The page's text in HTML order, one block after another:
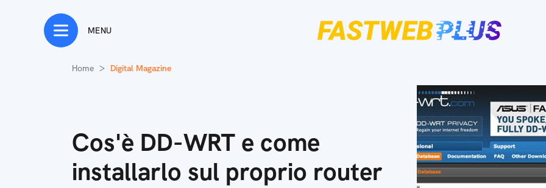
MENU
Home Digital Magazine
Cos'è DD-WRT e come
installarlo sul proprio router